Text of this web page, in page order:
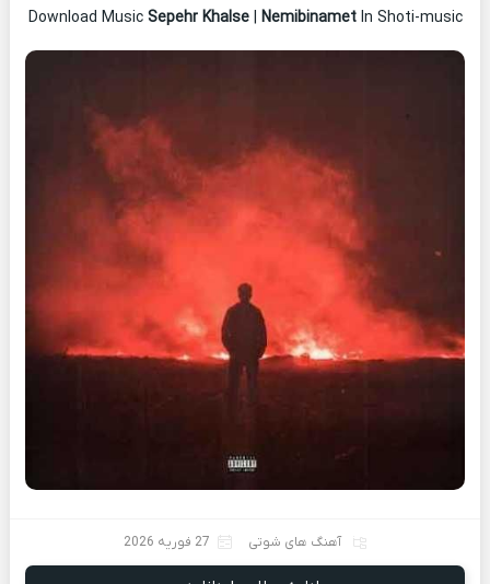
Download Music Sepehr Khalse| NemibinametIn Shoti-music
آهنگ های شوتی 27 فوریه 2026